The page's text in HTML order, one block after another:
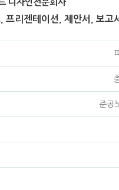
디자인전문회사
리젠테이션, 제안서, 보고
준공